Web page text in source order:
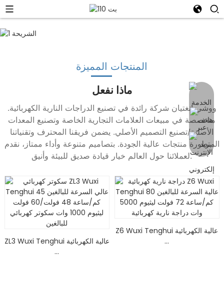
المنتجات المميزة
ماذا نفعل
ووشي إنغتيان شركة رائدة في تصنيع الدراجات النارية الكهربائية.
متخصصة في مبيعات العلامات التجارية الخاصة وتصنيع المعدات
الأصلية/تصنيع التصميم الأصلي. يضمن فريقنا المحترف وتقنياتنا
المتطورة منتجات عالية الجودة. بتصاميم متنوعة وأداء ممتاز، نقدم
لعملائنا حول العالم خيار قيادة صديق للبيئة وأنيق.
ZL3 Wuxi Tenghui عالية الكهربائية
...
Z6 Wuxi Tenghui عالية الكهربائية
...